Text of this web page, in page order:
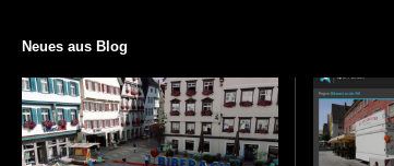
Neues aus Blog